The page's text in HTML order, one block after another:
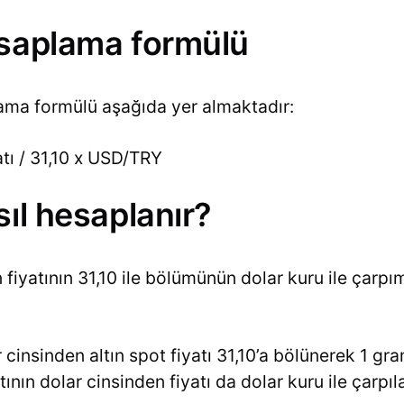
formülü
formülü aşağıda yer almaktadır:
/ 31,10 x USD/TRY
hesaplanır?
fiyatının 31,10 ile bölümünün dolar kuru ile
altın spot fiyatı 31,10’a bölünerek 1
dolar cinsinden fiyatı da dolar kuru ile